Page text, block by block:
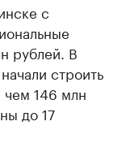
с
рублей. В
строить
чем 146 млн
до 17